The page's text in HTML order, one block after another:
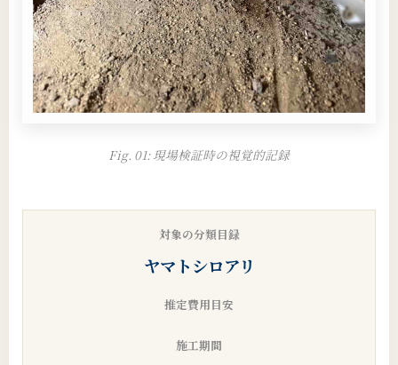
Fig. 01: 現場検証時の視覚的記録
対象の分類目録
ヤマトシロアリ
推定費用目安
施工期間